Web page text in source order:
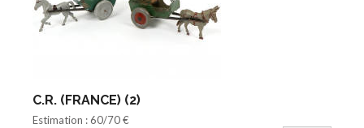
C.R. (FRANCE) (2)
Estimation : 60/70 €